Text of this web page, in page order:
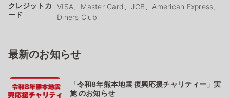
クレジットカ
ード
VISA、Master Card、JCB、American Express、
Diners Club
最新のお知らせ
「令和8年熊本地震 復興応援チャリティー」実
施 のお知らせ